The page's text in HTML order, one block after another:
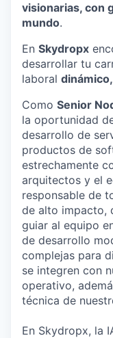
visionarias, con
mundo.
En Skydropx
desarrollar tu
laboral
Como Senior
la oportunidad
desarrollo de
productos de
estrechamente
arquitectos y el
responsable de
de alto impacto,
guiar al equipo
de desarrollo
complejas para
se integren con
operativo,
técnica de
En Skydropx, la